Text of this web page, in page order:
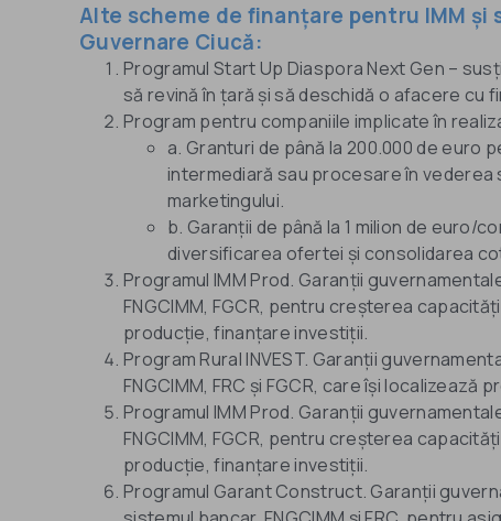
Alte scheme de finanțare pentru IMM
Guvernare Ciucă:
Programul Start Up Diaspora Next Gen –
să revină în țară și să deschidă o afacere cu
Program pentru companiile implicate în
a. Granturi de până la 200.000 de euro
intermediară sau procesare în
marketingului.
b. Garanții de până la 1 milion de euro/
diversificarea ofertei și consolidarea
Programul IMM Prod. Garanții
FNGCIMM, FGCR, pentru creșterea
producție, finanțare investiții.
Program Rural INVEST. Garanții
FNGCIMM, FRC și FGCR, care își localizează
Programul IMM Prod. Garanții
FNGCIMM, FGCR, pentru creșterea
producție, finanțare investiții.
Programul Garant Construct. Garanții